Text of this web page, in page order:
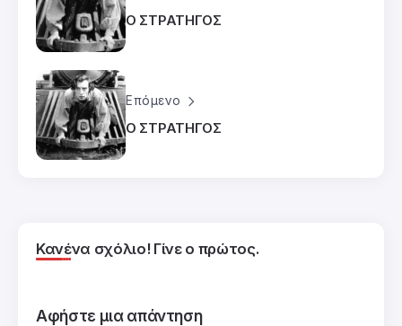
Ο ΣΤΡΑΤΗΓΟΣ
Επόμενο
Ο ΣΤΡΑΤΗΓΟΣ
Κανένα σχόλιο! Γίνε ο πρώτος.
Αφήστε μια απάντηση